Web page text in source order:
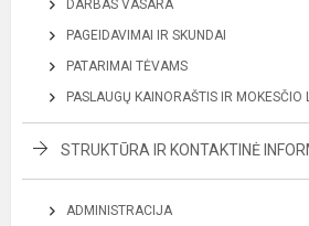
DARBAS VASARA
PAGEIDAVIMAI IR SKUNDAI
PATARIMAI TĖVAMS
PASLAUGŲ KAINORAŠTIS IR MOKESČIO
STRUKTŪRA IR KONTAKTINĖ
ADMINISTRACIJA